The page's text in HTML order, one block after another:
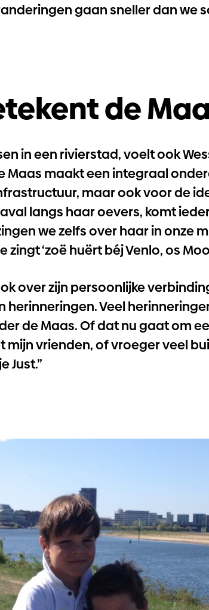
gaan sneller dan we
de
in een rivierstad, voelt ook
Maas maakt een integraal
maar ook voor de
langs haar oevers, komt
we zelfs over haar in onze
zingt ‘zoë huërt béj Venlo, os
over zijn persoonlijke
herinneringen. Veel
de Maas. Of dat nu gaat om
mijn vrienden, of vroeger veel
Just.”